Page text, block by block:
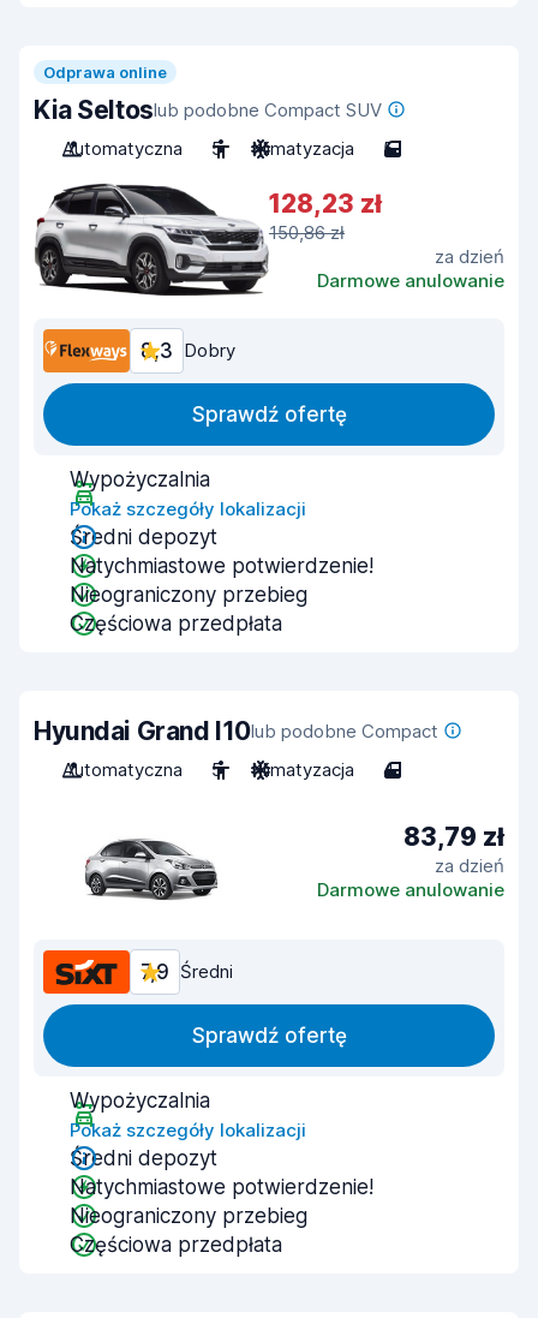
Odprawa online
Kia Seltoslub podobne Compact SUV
Automatyczna
5 Klimatyzacja 5
128,23 zł
150,86 zł
za dzień
Darmowe anulowanie
8,3 Dobry
Sprawdź ofertę
Wypożyczalnia
Pokaż szczegóły lokalizacji
Średni depozyt
Natychmiastowe potwierdzenie!
Nieograniczony przebieg
Częściowa przedpłata
Hyundai Grand I10lub podobne Compact
Automatyczna
5 Klimatyzacja 4
83,79 zł
za dzień
Darmowe anulowanie
7,9 Średni
Sprawdź ofertę
Wypożyczalnia
Pokaż szczegóły lokalizacji
Średni depozyt
Natychmiastowe potwierdzenie!
Nieograniczony przebieg
Częściowa przedpłata